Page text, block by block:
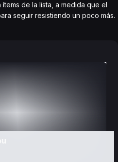
de la lista, a medida que el
seguir resistiendo un poco más.